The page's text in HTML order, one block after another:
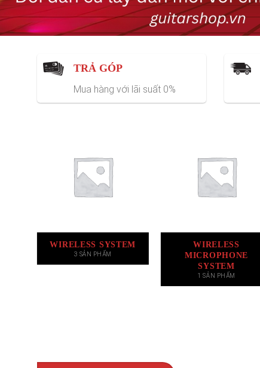
TRẢ GÓP
Mua hàng với lãi suất 0%
WIRELESS SYSTEM
3 SẢN PHẨM
WIRELESS
MICROPHONE
SYSTEM
1 SẢN PHẨM